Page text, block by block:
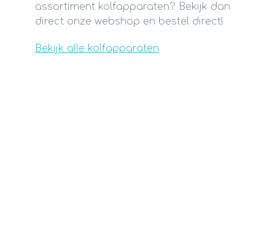
assortiment kolfapparaten? Bekijk dan
direct onze webshop en bestel direct!
Bekijk alle kolfapparaten